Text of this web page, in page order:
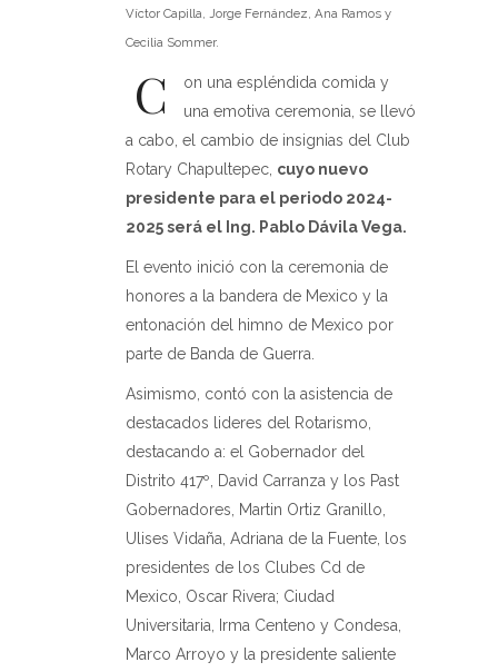
Víctor Capilla, Jorge Fernández, Ana Ramos y
Cecilia Sommer.
C
on una espléndida comida y
una emotiva ceremonia, se llevó
a cabo, el cambio de insignias del Club
Rotary Chapultepec, cuyo nuevo
presidente para el periodo 2024-
2025 será el Ing. Pablo Dávila Vega.
El evento inició con la ceremonia de
honores a la bandera de Mexico y la
entonación del himno de Mexico por
parte de Banda de Guerra.
Asimismo, contó con la asistencia de
destacados lideres del Rotarismo,
destacando a: el Gobernador del
Distrito 417º, David Carranza y los Past
Gobernadores, Martin Ortiz Granillo,
Ulises Vidaña, Adriana de la Fuente, los
presidentes de los Clubes Cd de
Mexico, Oscar Rivera; Ciudad
Universitaria, Irma Centeno y Condesa,
Marco Arroyo y la presidente saliente